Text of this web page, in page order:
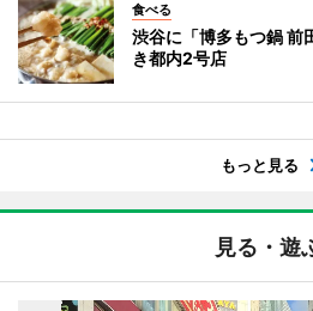
食べる
渋谷に「博多もつ鍋
き都内2号店
もっと見る
見る・遊